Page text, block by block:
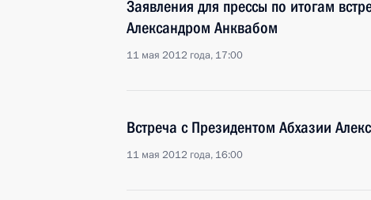
Заявления для прессы по итогам
Александром Анквабом
11 мая 2012 года, 17:00
Встреча с Президентом Абхазии
11 мая 2012 года, 16:00